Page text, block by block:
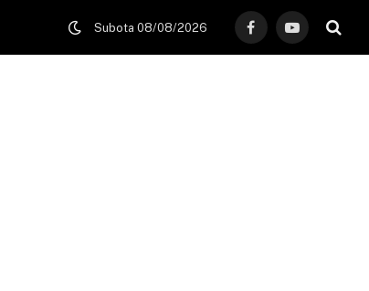
Subota 08/08/2026
FacebookYouTube